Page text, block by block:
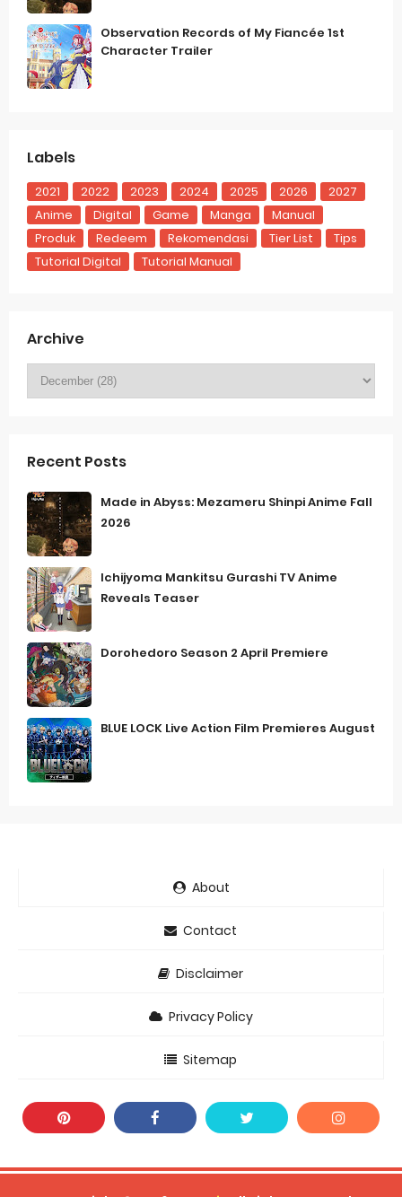
Observation Records of My Fiancée 1st
Character Trailer
Labels
2021 2022 2023 2024 2025 2026
2027
Anime
Digital Game Manga
Manual
Produk
Redeem Rekomendasi Tier List
Tips
Tutorial Digital
Tutorial Manual
Archive
Recent Posts
Made in Abyss: Mezameru Shinpi Anime Fall
2026
Ichijyoma Mankitsu Gurashi TV Anime
Reveals Teaser
Dorohedoro Season 2 April Premiere
BLUE LOCK Live Action Film Premieres August
About
Contact
Disclaimer
Privacy Policy
Sitemap